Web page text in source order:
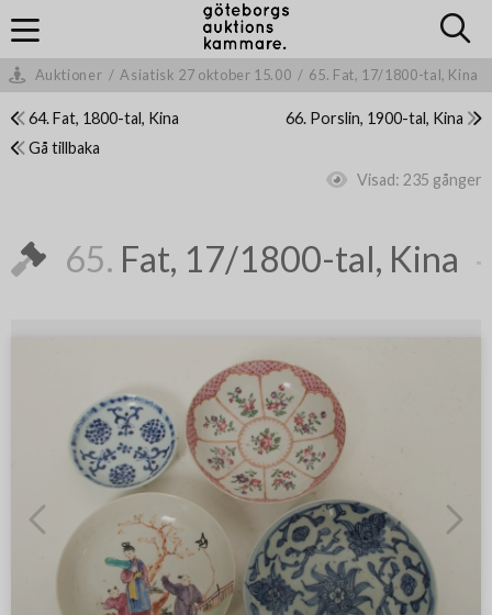
Auktioner / Asiatisk 27 oktober 15.00 / 65. Fat, 17/1800-tal, Kina
64. Fat, 1800-tal, Kina
66. Porslin, 1900-tal, Kina
Gå tillbaka
Visad: 235 gånger
65. Fat, 17/1800-tal, Kina